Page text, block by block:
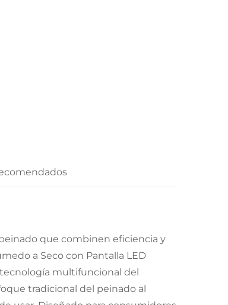
que combinen eficiencia y
a Seco con Pantalla LED
multifuncional del
tradicional del peinado al